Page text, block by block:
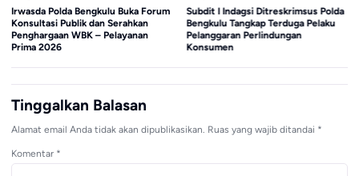
Irwasda Polda Bengkulu Buka Forum
Konsultasi Publik dan Serahkan
Penghargaan WBK – Pelayanan
Prima 2026
Subdit I Indagsi Ditreskrimsus Polda
Bengkulu Tangkap Terduga Pelaku
Pelanggaran Perlindungan
Konsumen
Tinggalkan Balasan
Alamat email Anda tidak akan dipublikasikan. Ruas yang wajib ditandai *
Komentar *